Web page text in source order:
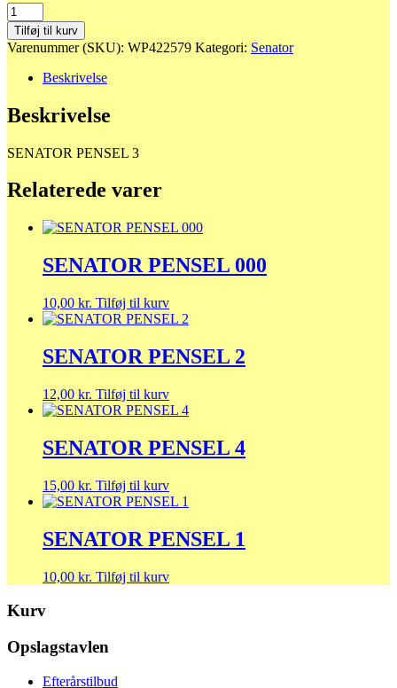
SENATOR
PENSEL
3
antal
Tilføj til kurv
Varenummer (SKU): WP422579 Kategori: Senator
Beskrivelse
Beskrivelse
SENATOR PENSEL 3
Relaterede varer
SENATOR PENSEL 000
10,00 kr. Tilføj til kurv
SENATOR PENSEL 2
12,00 kr. Tilføj til kurv
SENATOR PENSEL 4
15,00 kr. Tilføj til kurv
SENATOR PENSEL 1
10,00 kr. Tilføj til kurv
Kurv
Opslagstavlen
Efterårstilbud